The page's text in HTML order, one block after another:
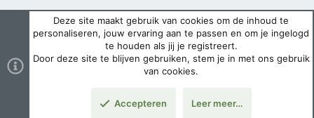
Deze site maakt gebruik van cookies om de inhoud te
personaliseren, jouw ervaring aan te passen en om je ingelogd
te houden als jij je registreert.
Door deze site te blijven gebruiken, stem je in met ons gebruik
van cookies.
Accepteren Leer meer…